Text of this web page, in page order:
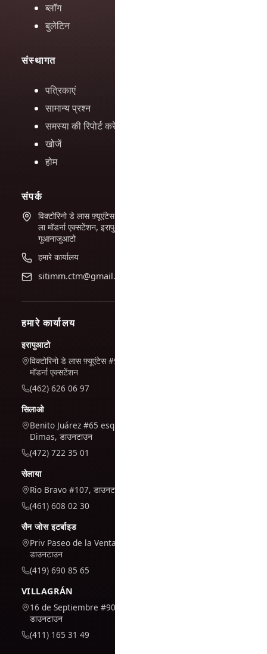
ब्लॉग
बुलेटिन
संस्थागत
पत्रिकाएं
सामान्य प्रश्न
समस्या की रिपोर्ट करें
खोजें
होम
संपर्क
विक्टोरिनो डे लास फ़्यूएंटेस #944
ला मॉडर्ना एक्सटेंशन, इरापुआटो,
गुआनाजुआटो
हमारे कार्यालय
sitimm.ctm@gmail.com
हमारे कार्यालय
इरापुआटो
विक्टोरिनो डे लास फ़्यूएंटेस #944, ला
मॉडर्ना एक्सटेंशन
(462) 626 06 97
सिलाओ
Benito Juárez #65 esq. San
Dimas, डाउनटाउन
(472) 722 35 01
सेलाया
Rio Bravo #107, डाउनटाउन
(461) 608 02 30
सैन जोस इटर्बाइड
Priv Paseo de la Venta #7,
डाउनटाउन
(419) 690 85 65
VILLAGRÁN
16 de Septiembre #909,
डाउनटाउन
(411) 165 31 49